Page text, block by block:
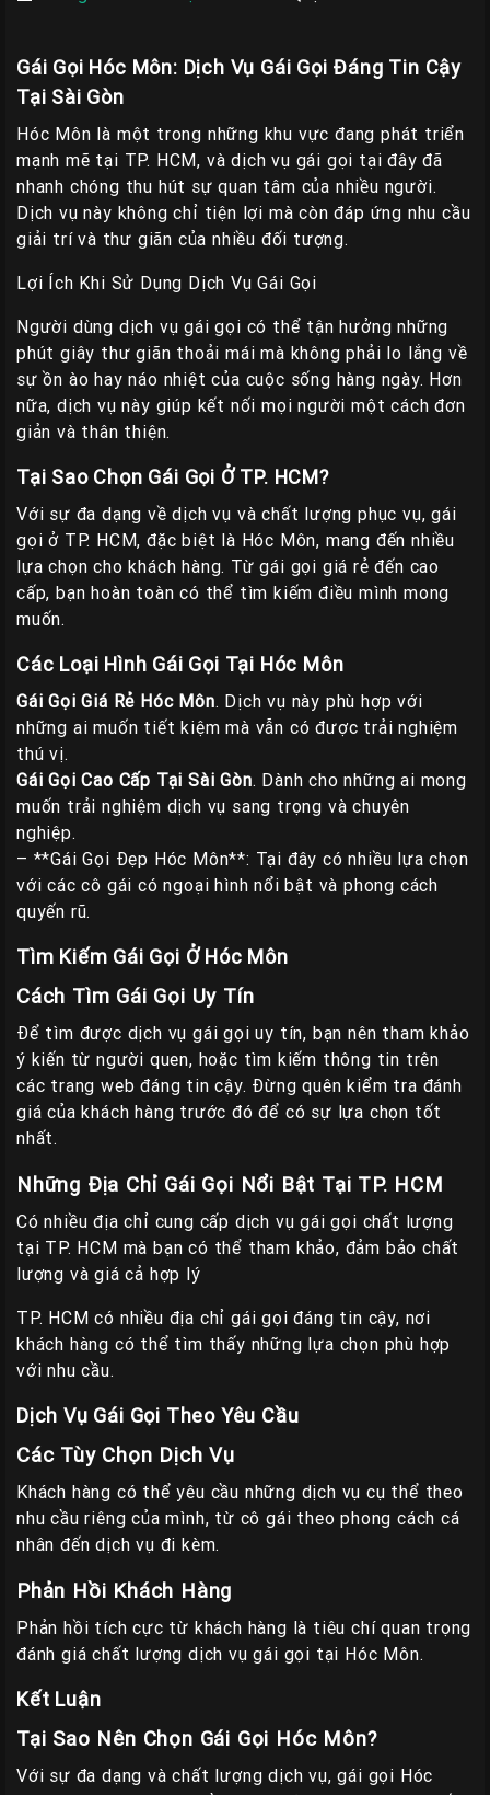
Tây
Các
TP
Miền
Bắc
Thành
Viên
Gái Gọi Hóc Môn: Dịch Vụ Gái Gọi Đáng Tin Cậy
Tại Sài Gòn
Hóc Môn là một trong những khu vực đang phát triển
mạnh mẽ tại TP. HCM, và dịch vụ gái gọi tại đây đã
nhanh chóng thu hút sự quan tâm của nhiều người.
Dịch vụ này không chỉ tiện lợi mà còn đáp ứng nhu cầu
giải trí và thư giãn của nhiều đối tượng.
Lợi Ích Khi Sử Dụng Dịch Vụ Gái Gọi
Người dùng dịch vụ gái gọi có thể tận hưởng những
phút giây thư giãn thoải mái mà không phải lo lắng về
sự ồn ào hay náo nhiệt của cuộc sống hàng ngày. Hơn
nữa, dịch vụ này giúp kết nối mọi người một cách đơn
giản và thân thiện.
Tại Sao Chọn Gái Gọi Ở TP. HCM?
Với sự đa dạng về dịch vụ và chất lượng phục vụ, gái
gọi ở TP. HCM, đặc biệt là Hóc Môn, mang đến nhiều
lựa chọn cho khách hàng. Từ gái gọi giá rẻ đến cao
cấp, bạn hoàn toàn có thể tìm kiếm điều mình mong
muốn.
Các Loại Hình Gái Gọi Tại Hóc Môn
Gái Gọi Giá Rẻ Hóc Môn. Dịch vụ này phù hợp với
những ai muốn tiết kiệm mà vẫn có được trải nghiệm
thú vị.
Gái Gọi Cao Cấp Tại Sài Gòn. Dành cho những ai mong
muốn trải nghiệm dịch vụ sang trọng và chuyên
nghiệp.
– **Gái Gọi Đẹp Hóc Môn**: Tại đây có nhiều lựa chọn
với các cô gái có ngoại hình nổi bật và phong cách
quyến rũ.
Tìm Kiếm Gái Gọi Ở Hóc Môn
Cách Tìm Gái Gọi Uy Tín
Để tìm được dịch vụ gái gọi uy tín, bạn nên tham khảo
ý kiến từ người quen, hoặc tìm kiếm thông tin trên
các trang web đáng tin cậy. Đừng quên kiểm tra đánh
giá của khách hàng trước đó để có sự lựa chọn tốt
nhất.
Những Địa Chỉ Gái Gọi Nổi Bật Tại TP. HCM
Có nhiều địa chỉ cung cấp dịch vụ gái gọi chất lượng
tại TP. HCM mà bạn có thể tham khảo, đảm bảo chất
lượng và giá cả hợp lý
TP. HCM có nhiều địa chỉ gái gọi đáng tin cậy, nơi
khách hàng có thể tìm thấy những lựa chọn phù hợp
với nhu cầu.
Dịch Vụ Gái Gọi Theo Yêu Cầu
Các Tùy Chọn Dịch Vụ
Khách hàng có thể yêu cầu những dịch vụ cụ thể theo
nhu cầu riêng của mình, từ cô gái theo phong cách cá
nhân đến dịch vụ đi kèm.
Phản Hồi Khách Hàng
Phản hồi tích cực từ khách hàng là tiêu chí quan trọng
đánh giá chất lượng dịch vụ gái gọi tại Hóc Môn.
Kết Luận
Tại Sao Nên Chọn Gái Gọi Hóc Môn?
Với sự đa dạng và chất lượng dịch vụ, gái gọi Hóc